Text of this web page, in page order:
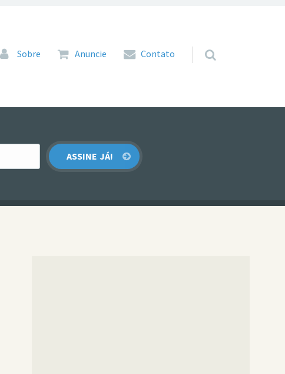
Pular para o conteúdo
Sobre Anuncie Contato